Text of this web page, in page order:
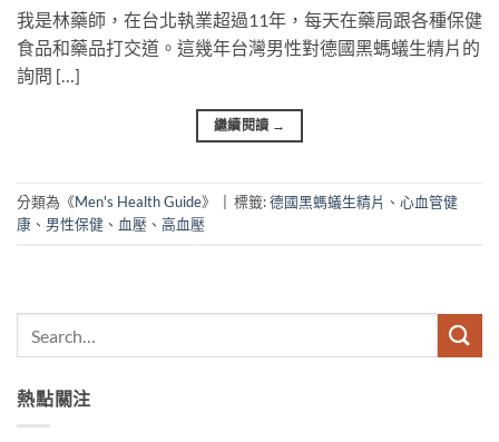
我是林藥師，在台北執業超過11年，每天在藥局跟各種保健
食品和藥品打交道。這幾年台灣男性對德國黑螞蟻生精片的
詢問 […]
繼續閱讀 →
分類為《Men's Health Guide》 標籤:德國黑螞蟻生精片 、 心血管健
康 、 男性保健 、 血壓 、 高血壓
熱點關注